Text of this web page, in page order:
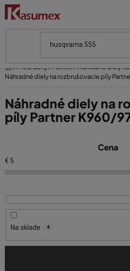
Prejsť
obsah
Pre značky Partner
Náhradné diely
Náhradné diely na rozbrušovacie píly
Náhradné diely na
píly Partner K960/
Cena
€ 5
Na sklade 4
p
p
r
o
d